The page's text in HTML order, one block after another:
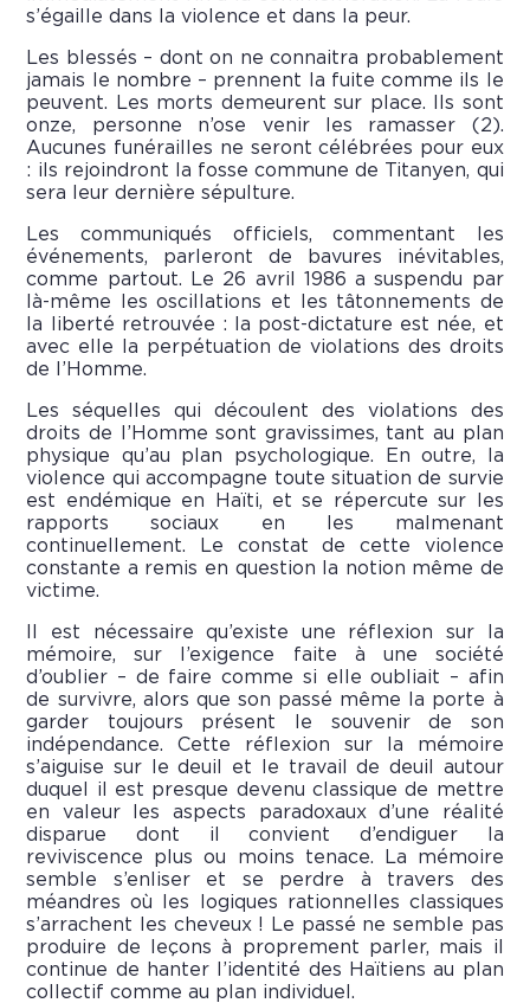
s’égaille dans la violence et dans la peur.
Les blessés – dont on ne connaitra probablement
jamais le nombre – prennent la fuite comme ils le
peuvent. Les morts demeurent sur place. Ils sont
onze, personne n’ose venir les ramasser (2).
Aucunes funérailles ne seront célébrées pour eux
: ils rejoindront la fosse commune de Titanyen, qui
sera leur dernière sépulture.
Les communiqués officiels, commentant les
événements, parleront de bavures inévitables,
comme partout. Le 26 avril 1986 a suspendu par
là-même les oscillations et les tâtonnements de
la liberté retrouvée : la post-dictature est née, et
avec elle la perpétuation de violations des droits
de l’Homme.
Les séquelles qui découlent des violations des
droits de l’Homme sont gravissimes, tant au plan
physique qu’au plan psychologique. En outre, la
violence qui accompagne toute situation de survie
est endémique en Haïti, et se répercute sur les
rapports sociaux en les malmenant
continuellement. Le constat de cette violence
constante a remis en question la notion même de
victime.
Il est nécessaire qu’existe une réflexion sur la
mémoire, sur l’exigence faite à une société
d’oublier – de faire comme si elle oubliait – afin
de survivre, alors que son passé même la porte à
garder toujours présent le souvenir de son
indépendance. Cette réflexion sur la mémoire
s’aiguise sur le deuil et le travail de deuil autour
duquel il est presque devenu classique de mettre
en valeur les aspects paradoxaux d’une réalité
disparue dont il convient d’endiguer la
reviviscence plus ou moins tenace. La mémoire
semble s’enliser et se perdre à travers des
méandres où les logiques rationnelles classiques
s’arrachent les cheveux ! Le passé ne semble pas
produire de leçons à proprement parler, mais il
continue de hanter l’identité des Haïtiens au plan
collectif comme au plan individuel.